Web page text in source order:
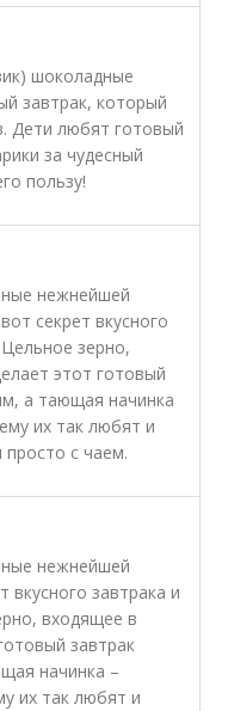
шоколадные
завтрак, который
Дети любят готовый
за чудесный
пользу!
нежнейшей
секрет вкусного
зерно,
этот готовый
а тающая начинка
их так любят и
с чаем.
нежнейшей
вкусного завтрака и
входящее в
завтрак
начинка –
их так любят и